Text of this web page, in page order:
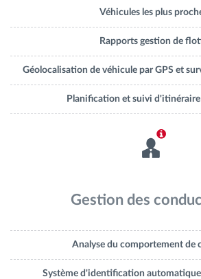
Véhicules les plus
Rapports gestion de
Géolocalisation de véhicule par GPS et
Planification et suivi
Gestion des
Analyse du comportement de
Système d'identification